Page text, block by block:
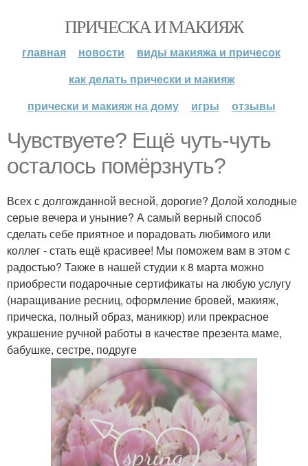
ПРИЧЕСКА И МАКИЯЖ
главная новости
виды макияжа и причесок
как делать прически и макияж
прически и макияж на дому
игры отзывы
Чувствуете? Ещё чуть-чуть
осталось помёрзнуть?
Всех с долгожданной весной, дорогие? Долой холодные
серые вечера и уныние? А самый верный способ
сделать себе приятное и порадовать любимого или
коллег - стать ещё красивее! Мы поможем вам в этом с
радостью? Также в нашей студии к 8 марта можно
приобрести подарочные сертификаты на любую услугу
(наращивание ресниц, оформление бровей, макияж,
прическа, полный образ, маникюр) или прекрасное
украшение ручной работы в качестве презента маме,
бабушке, сестре, подруге